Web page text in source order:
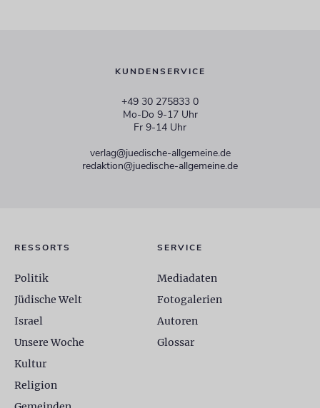
KUNDENSERVICE
+49 30 275833 0
Mo-Do 9-17 Uhr
Fr 9-14 Uhr
verlag@juedische-allgemeine.de
redaktion@juedische-allgemeine.de
RESSORTS
Politik
Jüdische Welt
Israel
Unsere Woche
Kultur
Religion
SERVICE
Mediadaten
Fotogalerien
Autoren
Glossar